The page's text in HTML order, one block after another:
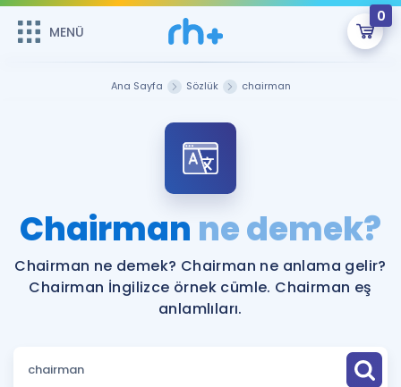
MENÜ
0
ÜYE DEĞİLİM
Sepetin Şu An Boş.
Remzi Hoca ile seni sınava hazırlayacak onlarca eğitim seni
bekliyor!
MENÜ
Faydalı Araçlar
Sözlük
Hakkımızda
Ana Sayfa Sözlük chairman
Chairman ne demek?
Chairman ne demek? Chairman ne anlama gelir?
Chairman İngilizce örnek cümle. Chairman eş
anlamlıları.